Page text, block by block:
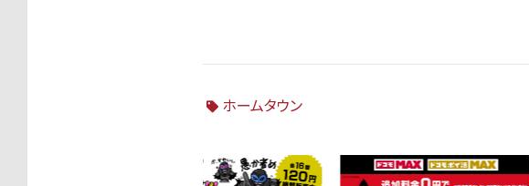
ホームタウン